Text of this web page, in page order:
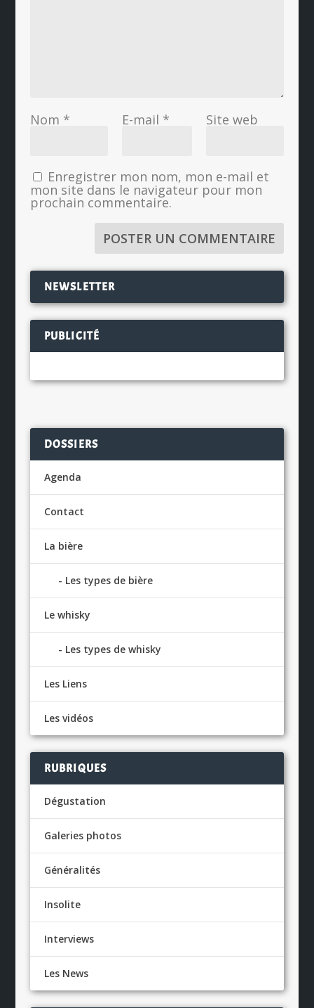
Nom * E-mail * Site web
Enregistrer mon nom, mon e-mail et
mon site dans le navigateur pour mon
prochain commentaire.
NEWSLETTER
PUBLICITÉ
DOSSIERS
Agenda
Contact
La bière
Les types de bière
Le whisky
Les types de whisky
Les Liens
Les vidéos
RUBRIQUES
Dégustation
Galeries photos
Généralités
Insolite
Interviews
Les News